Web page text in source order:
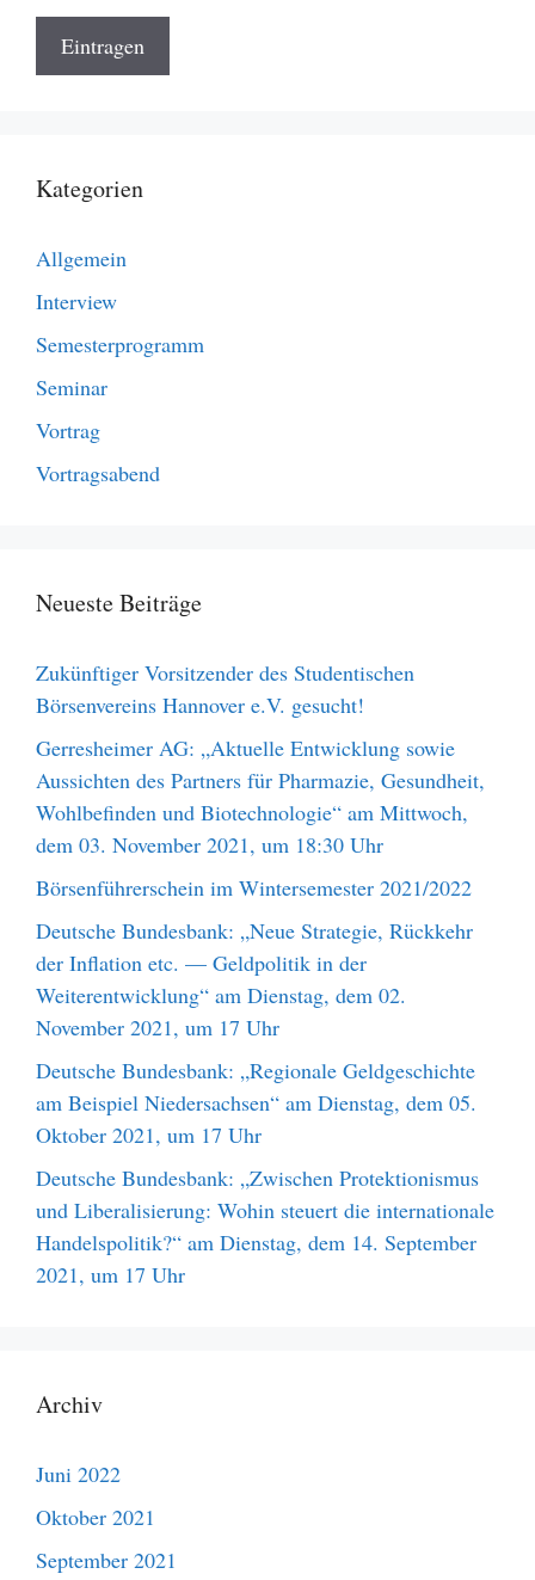
Kategorien
Allgemein
Interview
Semesterprogramm
Seminar
Vortrag
Vortragsabend
Neueste Beiträge
Zukünftiger Vorsitzender des Studentischen
Börsenvereins Hannover e.V. gesucht!
Gerresheimer AG: „Aktuelle Entwicklung sowie
Aussichten des Partners für Pharmazie, Gesundheit,
Wohlbefinden und Biotechnologie“ am Mittwoch,
dem 03. November 2021, um 18:30 Uhr
Börsenführerschein im Wintersemester 2021/2022
Deutsche Bundesbank: „Neue Strategie, Rückkehr
der Inflation etc. — Geldpolitik in der
Weiterentwicklung“ am Dienstag, dem 02.
November 2021, um 17 Uhr
Deutsche Bundesbank: „Regionale Geldgeschichte
am Beispiel Niedersachsen“ am Dienstag, dem 05.
Oktober 2021, um 17 Uhr
Deutsche Bundesbank: „Zwischen Protektionismus
und Liberalisierung: Wohin steuert die internationale
Handelspolitik?“ am Dienstag, dem 14. September
2021, um 17 Uhr
Archiv
Juni 2022
Oktober 2021
September 2021